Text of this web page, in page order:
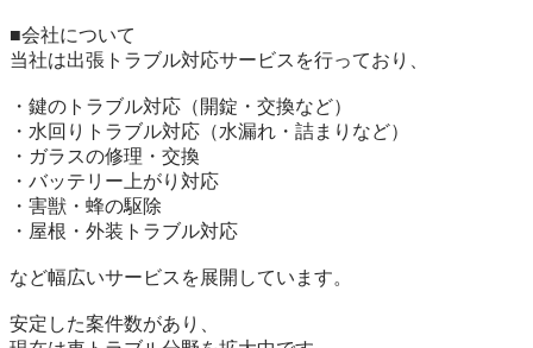
■会社について
当社は出張トラブル対応サービスを行っており、
・鍵のトラブル対応（開錠・交換など）
・水回りトラブル対応（水漏れ・詰まりなど）
・ガラスの修理・交換
・バッテリー上がり対応
・害獣・蜂の駆除
・屋根・外装トラブル対応
など幅広いサービスを展開しています。
安定した案件数があり、